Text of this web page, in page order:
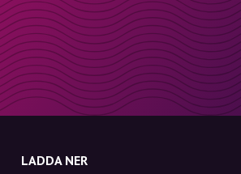
LADDA NER